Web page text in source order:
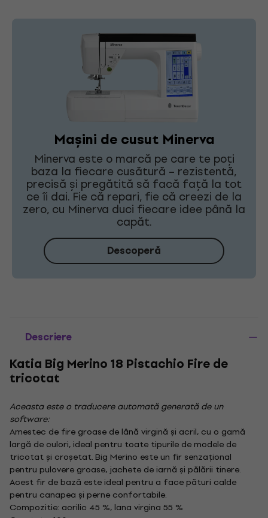
Mașini de cusut Minerva
Minerva este o marcă pe care te poți
baza la fiecare cusătură – rezistentă,
precisă și pregătită să facă față la tot
ce îi dai. Fie că repari, fie că creezi de la
zero, cu Minerva duci fiecare idee până la
capăt.
Descoperă
Descriere
Katia Big Merino 18 Pistachio Fire de
tricotat
Aceasta este o traducere automată generată de un
software:
Amestec de fire groase de lână virgină și acril, cu o gamă
largă de culori, ideal pentru toate tipurile de modele de
tricotat și croșetat. Big Merino este un fir senzațional
pentru pulovere groase, jachete de iarnă și pălării tinere.
Acest fir de bază este ideal pentru a face pături calde
pentru canapea și perne confortabile.
Compozitie: acrilic 45 %, lana virgina 55 %